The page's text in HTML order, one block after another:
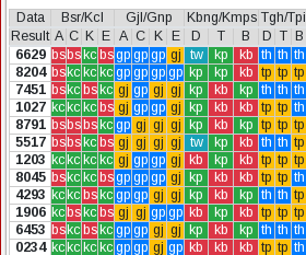
Data Bsr/Kcl Gjl/Gnp Kbng/Kmps Tgh/Tpi
Result A C K E A C K E D T B D T B
6629 bsbskc bsgp gp gp gj tw kp kb th th th
8204 bskc kc kc gp gp gp gp kp kp kb tp tp tp
7451 bskc bskc gj gp gj gj kp kb kp th th th
1027 kckc kc bs gj gp gp gj kp kb kb tp tp th
8791 bsbsbskc gp gj gj gj kp kb kp tp tp tp
5517 bsbskc bs gj gj gj gj tw kp kb th th tp
1203 kckc kc kc gj gp gp gj kb kp kb tp tp tp
8045 bskc kc bsgp gp gp gj kp kb kb tp tp th
4293 kckc bskc gp gp gj gj kp kb kp th th tp
1906 kcbskc bs gj gj gp gp kb kp kb tp tp tp
6453 bskc bskc gp gp gj gj kp kb kp th th th
0234 kckc kc kc gp gp gj gp kb kb kb tp tp th